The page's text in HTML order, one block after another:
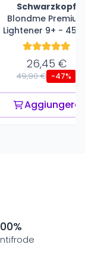
Schwarzkopf
Blondme
Lightener 9+ - 450
26,45 €
49,90 € -47%
Aggiungere